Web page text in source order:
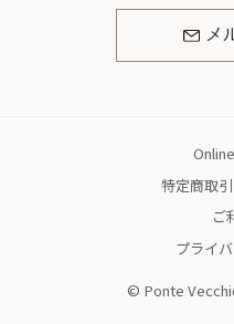
メ
特定商取
ご
プライ
© Ponte